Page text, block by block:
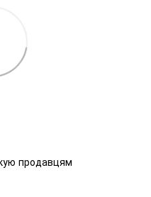
продавцям